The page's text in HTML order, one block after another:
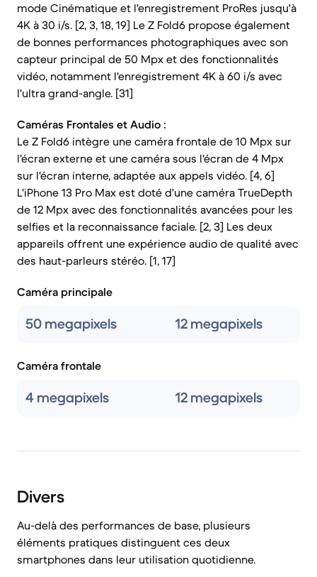
mode Cinématique et l'enregistrement ProRes jusqu'à
4K à 30 i/s. [2, 3, 18, 19] Le Z Fold6 propose également
de bonnes performances photographiques avec son
capteur principal de 50 Mpx et des fonctionnalités
vidéo, notamment l'enregistrement 4K à 60 i/s avec
l'ultra grand-angle. [31]
Caméras Frontales et Audio :
Le Z Fold6 intègre une caméra frontale de 10 Mpx sur
l'écran externe et une caméra sous l'écran de 4 Mpx
sur l'écran interne, adaptée aux appels vidéo. [4, 6]
L'iPhone 13 Pro Max est doté d'une caméra TrueDepth
de 12 Mpx avec des fonctionnalités avancées pour les
selfies et la reconnaissance faciale. [2, 3] Les deux
appareils offrent une expérience audio de qualité avec
des haut-parleurs stéréo. [1, 17]
Caméra principale
50 megapixels 12 megapixels
Caméra frontale
4 megapixels 12 megapixels
Divers
Au-delà des performances de base, plusieurs
éléments pratiques distinguent ces deux
smartphones dans leur utilisation quotidienne.